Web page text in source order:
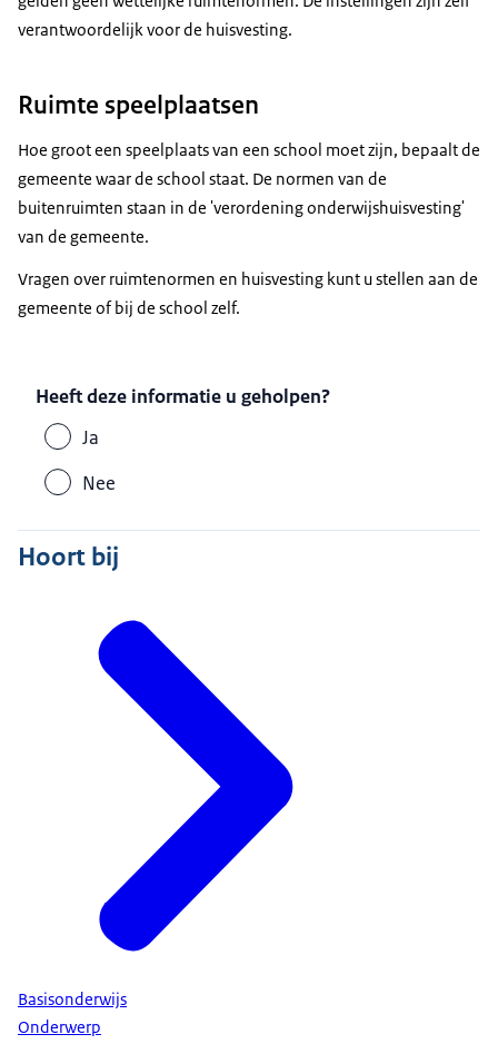
verantwoordelijk voor de huisvesting.
Ruimte speelplaatsen
Hoe groot een speelplaats van een school moet zijn, bepaalt de
gemeente waar de school staat. De normen van de
buitenruimten staan in de 'verordening onderwijshuisvesting'
van de gemeente.
Vragen over ruimtenormen en huisvesting kunt u stellen aan de
gemeente of bij de school zelf.
Heeft deze informatie u geholpen?
Ja
Nee
Hoort bij
Basisonderwijs
Onderwerp